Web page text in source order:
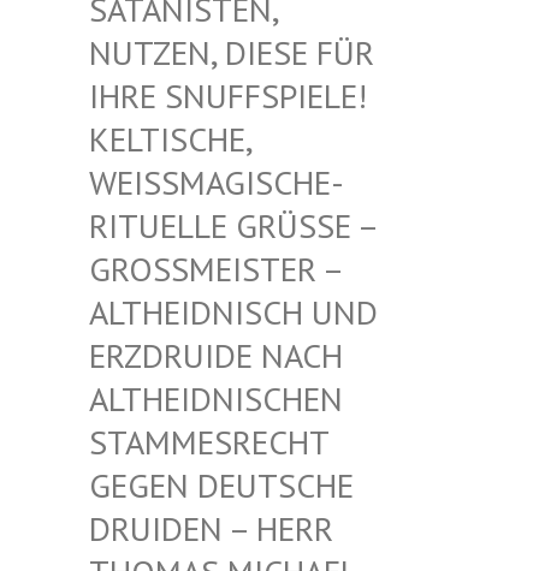
TANISTEN, NU
TZEN, DIESE FÜR IH
RE SNUFFSPIELE! KE
LTISCHE, WE
ISSMAGISCHE- RIT
UELLE GRÜSSE – GROSS
MEISTER – ALTHE
IDNISCH UND ERZDR
UIDE NACH ALTHE
IDNISCHEN STAMM
ESRECHT GEGEN
DEUTSCHE DRUID
EN – HERR THOMA